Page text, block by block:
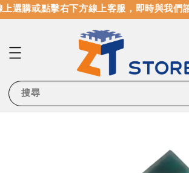
選購或點擊右下方線上客服，即時與我們
搜尋